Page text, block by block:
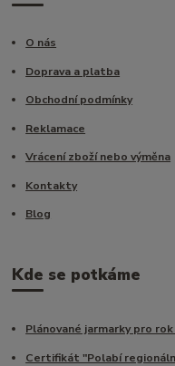
O nás
Doprava a platba
Obchodní podmínky
Reklamace
Vrácení zboží nebo výměna
Kontakty
Blog
Kde se potkáme
Plánované jarmarky pro rok
Certifikát "Polabí